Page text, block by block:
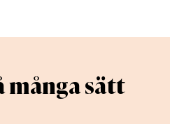
många sätt